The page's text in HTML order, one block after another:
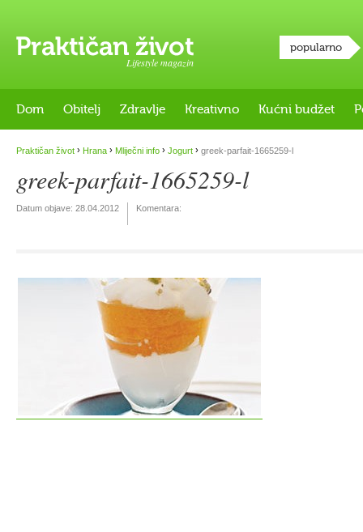
Lifestyle magazin
popularno
Dom Obitelj Zdravlje Kreativno Kućni budžet
Praktičan život › Hrana › Mliječni info › Jogurt › greek-parfait-1665259-l
greek-parfait-1665259-l
Datum objave: 28.04.2012 Komentara: